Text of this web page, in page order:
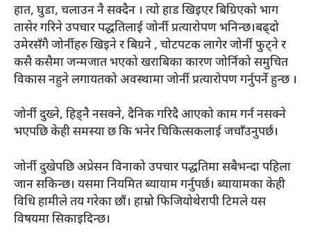
हात, घुडा, चलाउन नै सक्दैन । त्यो हाड खिइएर बिग्रिएको भाग
तासेर गरिने उपचार पद्धतिलाई जोर्नी प्रत्यारोपण भनिन्छ।बढ्दो
उमेरसँगै जोर्नीहरु खिइने र बिग्रने , चोटपटक लागेर जोर्नी फुट्ने र
कसै कसैमा जन्मजात भएको खराबिका कारण जोर्निको समुचित
विकास नहुने लगायतको अवस्थामा जोर्नी प्रत्यारोपण गर्नुपर्ने हुन्छ ।
जोर्नी दुख्ने, हिड्नै नसक्ने, दैनिक गरिदै आएको काम गर्न नसक्ने
भएपछि केही समस्या छ कि भनेर चिकित्सकलाई जचाँउनुपर्छ।
जोर्नी दुखेपछि अप्रेसन विनाको उपचार पद्धतिमा सबैभन्दा पहिला
जान सकिन्छ। यसमा नियमित ब्यायाम गर्नुपर्छ। ब्यायामका केही
विधि हामीले तय गरेका छौं। हाम्रो फिजियोथेरापी टिमले यस
विषयमा सिकाइदिन्छ।